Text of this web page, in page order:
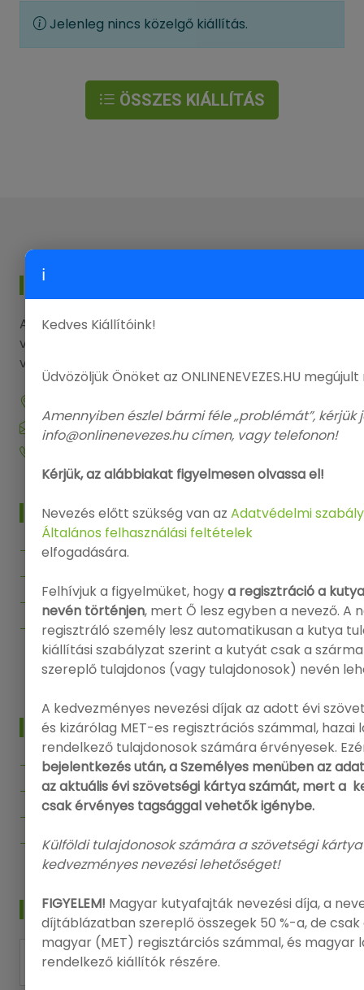
Jelenleg nincs közelgő kiállítás.
ÖSSZES KIÁLLÍTÁS
KAPCSOLAT
Amennyiben kérdése, észrevétele lenne, kérjük
vegye fel a kapcsolatot elérhetőségeink
valamelyikén.
info@onlinenevezes.hu
MENÜ
Főoldal
Segítség
Kapcsolat
Vissza az Onlinenevezes.hu-ra
INFO
Bejelentkezés
Regisztráció
Adatvédelmi politika
Felhasználási feltételek
HÍRLEVÉL
ℹ
Kedves Kiállítóink!
Üdvözöljük Önöket az ONLINENEVEZES.HU
Amennyiben észlel bármi féle „problémát”, kérjük
info@onlinenevezes.hu címen, vagy telefonon!
Kérjük, az alábbiakat figyelmesen olvassa el!
Nevezés előtt szükség van azAdatvédelmi
Általános felhasználási feltételek
elfogadására.
Felhívjuk a figyelmüket, hogya regisztráció a
nevén történjen, mert Ő lesz egyben a nevező. A
regisztráló személy lesz automatikusan a kutya
kiállítási szabályzat szerint a kutyát csak a
szereplő tulajdonos (vagy tulajdonosok) nevén
A kedvezményes nevezési díjak az adott évi
és kizárólag MET-es regisztrációs számmal, hazai
rendelkező tulajdonosok számára érvényesek.
bejelentkezés után, a Személyes menüben az
az aktuális évi szövetségi kártya számát, mert a
csak érvényes tagsággal vehetők igénybe.
Külföldi tulajdonosok számára a szövetségi
kedvezményes nevezési lehetőséget!
FIGYELEM! Magyar kutyafajták nevezési díja, a
díjtáblázatban szereplő összegek 50 %-a, de csak
magyar (MET) regisztárciós számmal, és magyar
rendelkező kiállítók részére.